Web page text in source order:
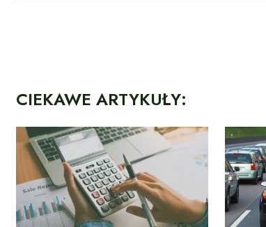
CIEKAWE ARTYKUŁY: